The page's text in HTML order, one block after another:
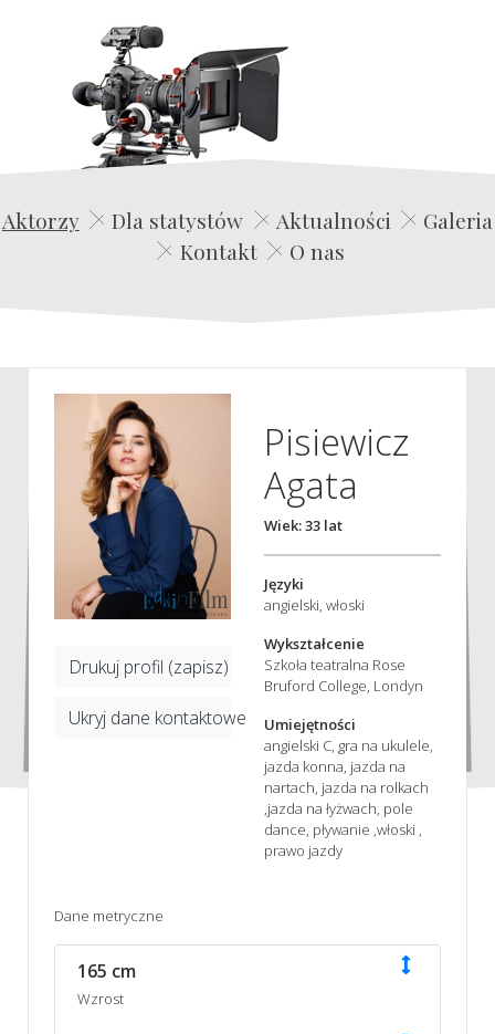
Edwin Film Agencja Aktorska
Aktorzy Dla statystów Aktualności
Galeria
Kontakt
O nas
Drukuj profil (zapisz)
Ukryj dane kontaktowe
Pisiewicz
Agata
Wiek: 33 lat
Języki
angielski, włoski
Wykształcenie
Szkoła teatralna Rose
Bruford College, Londyn
Umiejętności
angielski C, gra na ukulele,
jazda konna, jazda na
nartach, jazda na rolkach
,jazda na łyżwach, pole
dance, pływanie ,włoski ,
prawo jazdy
Dane metryczne
165 cm
Wzrost